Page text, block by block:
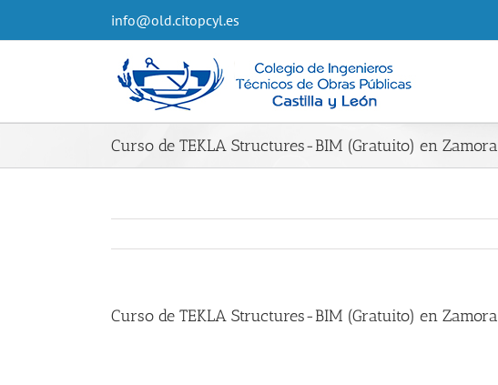
info@old.citopcyl.es
Curso de TEKLA Structures-BIM (Gratuito) en Zamora
Curso de TEKLA Structures-BIM (Gratuito) en Zamora